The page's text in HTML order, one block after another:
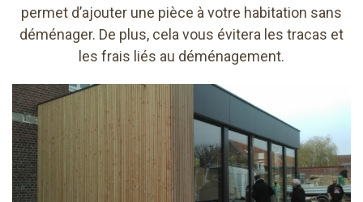
permet d’ajouter une pièce à votre habitation sans
déménager. De plus, cela vous évitera les tracas et
les frais liés au déménagement.